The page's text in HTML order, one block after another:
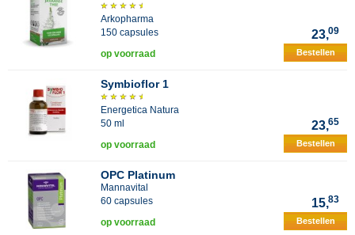
Arkopharma
150 capsules
23,09
op voorraad Bestellen
Symbioflor 1
Energetica Natura
50 ml
23,65
op voorraad Bestellen
OPC Platinum
Mannavital
60 capsules
15,83
op voorraad Bestellen